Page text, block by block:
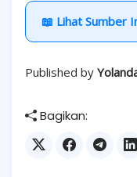
📖 Lihat Sumber
Published by
Bagikan: